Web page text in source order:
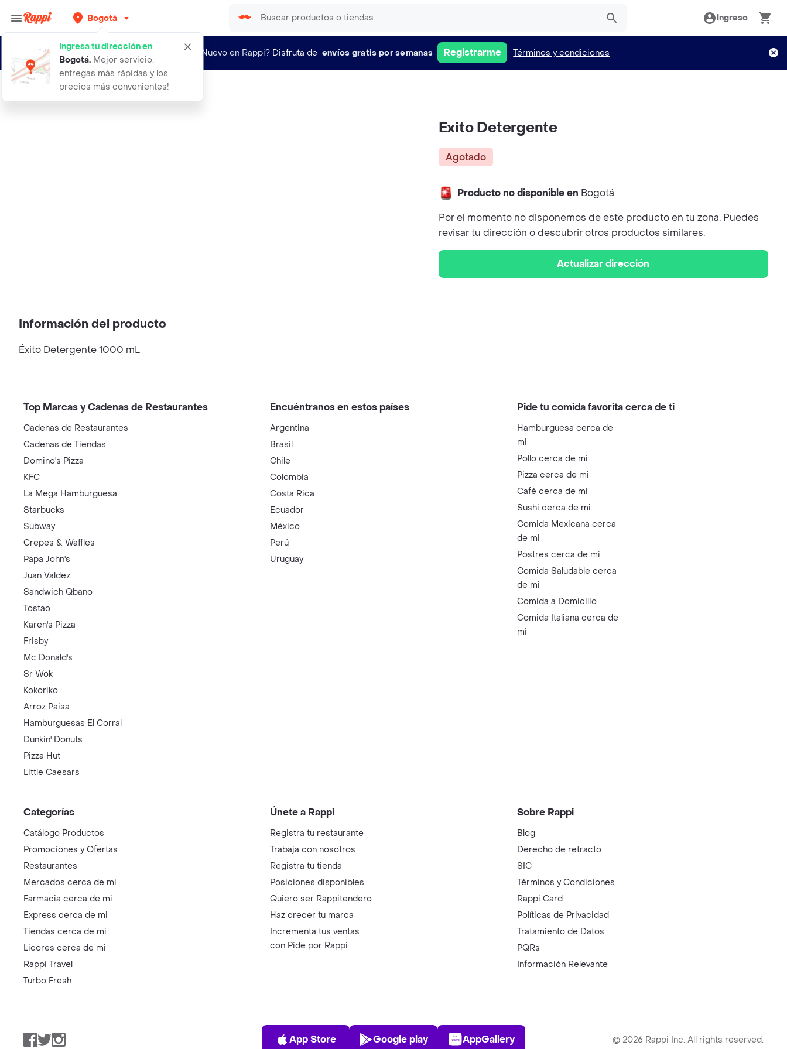
Bogotá
Ingresa tu dirección en
Bogotá. Mejor servicio,
entregas más rápidas y los
precios más convenientes!
Ingreso
¿Nuevo en Rappi? Disfruta de envíos gratis por semanas Registrarme Términos y condiciones
exito detergente
Exito Detergente
Agotado
Producto no disponible en Bogotá
Por el momento no disponemos de este producto en tu zona. Puedes
revisar tu dirección o descubrir otros productos similares.
Actualizar dirección
Información del producto
Éxito Detergente 1000 mL
Top Marcas y Cadenas de Restaurantes
Cadenas de Restaurantes
Cadenas de Tiendas
Domino's Pizza
KFC
La Mega Hamburguesa
Starbucks
Subway
Crepes & Waffles
Papa John's
Juan Valdez
Sandwich Qbano
Tostao
Karen's Pizza
Frisby
Mc Donald's
Sr Wok
Kokoriko
Arroz Paisa
Hamburguesas El Corral
Dunkin' Donuts
Pizza Hut
Little Caesars
Encuéntranos en estos países
Argentina
Brasil
Chile
Colombia
Costa Rica
Ecuador
México
Perú
Uruguay
Pide tu comida favorita cerca de ti
Hamburguesa cerca de
mi
Pollo cerca de mi
Pizza cerca de mi
Café cerca de mi
Sushi cerca de mi
Comida Mexicana cerca
de mi
Postres cerca de mi
Comida Saludable cerca
de mi
Comida a Domicilio
Comida Italiana cerca de
mi
Categorías
Catálogo Productos
Promociones y Ofertas
Restaurantes
Mercados cerca de mi
Farmacia cerca de mi
Express cerca de mi
Tiendas cerca de mi
Licores cerca de mi
Rappi Travel
Turbo Fresh
Únete a Rappi
Registra tu restaurante
Trabaja con nosotros
Registra tu tienda
Posiciones disponibles
Quiero ser Rappitendero
Haz crecer tu marca
Incrementa tus ventas
con Pide por Rappi
Sobre Rappi
Blog
Derecho de retracto
SIC
Términos y Condiciones
Rappi Card
Políticas de Privacidad
Tratamiento de Datos
PQRs
Información Relevante
Facebook
TwitterInstagram
App Store
App Store
Play Store
Google play
AppGallery
AppGallery © 2026 Rappi Inc. All rights reserved.